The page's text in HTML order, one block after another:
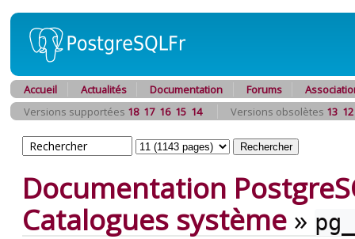
Accueil Actualités Documentation Forums
Versions supportées 18 17 16 15 14 Versions obsolètes 13 12
Documentation
Catalogues système »